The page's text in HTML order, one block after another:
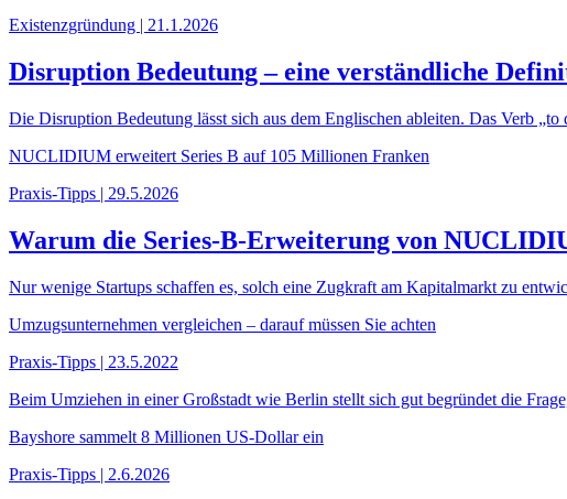
Existenzgründung | 21.1.2026
Disruption Bedeutung – eine verständliche
Die Disruption Bedeutung lässt sich aus dem Englischen ableiten. Das Verb
NUCLIDIUM erweitert Series B auf 105 Millionen Franken
Praxis-Tipps | 29.5.2026
Warum die Series-B-Erweiterung von
Nur wenige Startups schaffen es, solch eine Zugkraft am Kapitalmarkt zu
Umzugsunternehmen vergleichen – darauf müssen Sie achten
Praxis-Tipps | 23.5.2022
Beim Umziehen in einer Großstadt wie Berlin stellt sich gut begründet die
Bayshore sammelt 8 Millionen US-Dollar ein
Praxis-Tipps | 2.6.2026